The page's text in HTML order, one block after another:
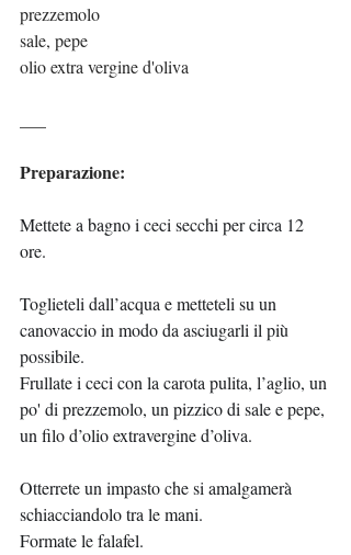
prezzemolo
sale, pepe
olio extra vergine d'oliva
Preparazione:
Mettete a bagno i ceci secchi per circa 12
ore.
Toglieteli dall’acqua e metteteli su un
canovaccio in modo da asciugarli il più
possibile.
Frullate i ceci con la carota pulita, l’aglio, un
po' di prezzemolo, un pizzico di sale e pepe,
un filo d’olio extravergine d’oliva.
Otterrete un impasto che si amalgamerà
schiacciandolo tra le mani.
Formate le falafel.